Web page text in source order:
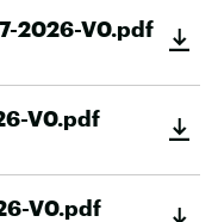
2026-V0.pdf
V0.pdf
V0.pdf